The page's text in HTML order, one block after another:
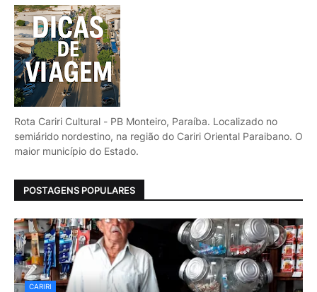
Rota Cariri Cultural - PB Monteiro, Paraíba. Localizado no
semiárido nordestino, na região do Cariri Oriental Paraibano. O
maior município do Estado.
POSTAGENS POPULARES
CARIRI